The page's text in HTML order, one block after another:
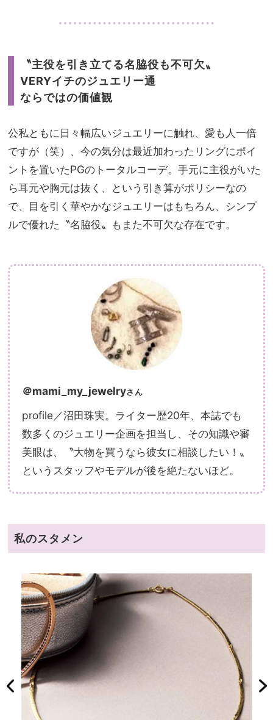
〝主役を引き立てる名脇役も不可欠〟
VERYイチのジュエリー通
ならではの価値観
公私ともに日々幅広いジュエリーに触れ、愛も人一倍
ですが（笑）、今の気分は最近加わったリングにポイ
ントを置いたPGのトータルコーデ。手元に主役がいた
ら耳元や胸元は抜く、という引き算がポリシーなの
で、目を引く華やかなジュエリーはもちろん、シンプ
ルで優れた〝名脇役〟もまた不可欠な存在です。
＠mami_my_jewelryさん
profile／沼田珠実。ライター歴20年、本誌でも
数多くのジュエリー企画を担当し、その知識や審
美眼は、〝大物を買うなら彼女に相談したい！〟
というスタッフやモデルが後を絶たないほど。
私のスタメン